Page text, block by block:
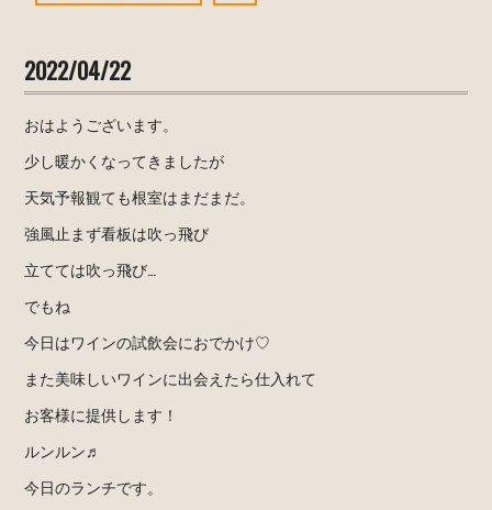
2022/04/22
おはようございます。
少し暖かくなってきましたが
天気予報観ても根室はまだまだ。
強風止まず看板は吹っ飛び
立てては吹っ飛び…
でもね
今日はワインの試飲会におでかけ♡
また美味しいワインに出会えたら仕入れて
お客様に提供します！
ルンルン♬
今日のランチです。